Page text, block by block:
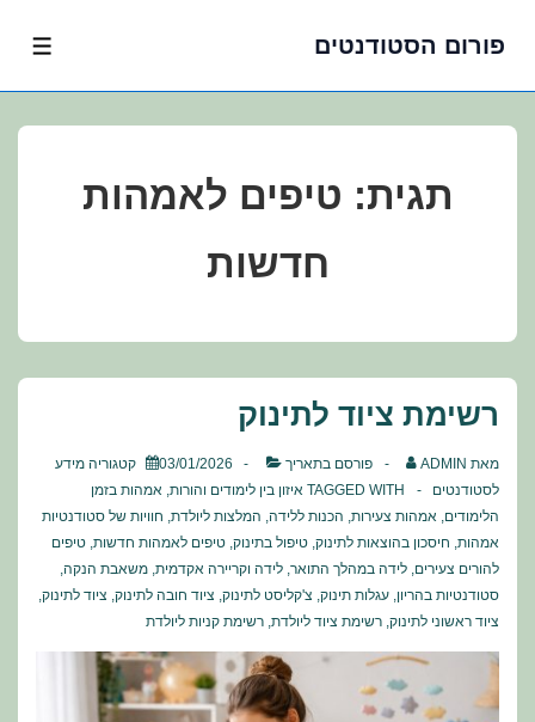
פורום הסטודנטים
תגית: טיפים לאמהות
חדשות
רשימת ציוד לתינוק
מאת ADMIN פורסם בתאריך 03/01/2026 קטגוריה מידע
לסטודנטים
TAGGED WITH איזון בין לימודים והורות, אמהות בזמן
הלימודים, אמהות צעירות, הכנות ללידה, המלצות ליולדת, חוויות של סטודנטיות
אמהות, חיסכון בהוצאות לתינוק, טיפול בתינוק, טיפים לאמהות חדשות, טיפים
להורים צעירים, לידה במהלך התואר, לידה וקריירה אקדמית, משאבת הנקה,
סטודנטיות בהריון, עגלות תינוק, צ'קליסט לתינוק, ציוד חובה לתינוק, ציוד לתינוק,
ציוד ראשוני לתינוק, רשימת ציוד ליולדת, רשימת קניות ליולדת